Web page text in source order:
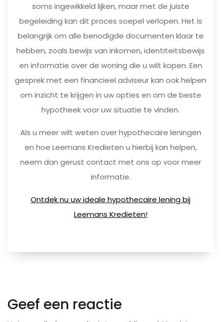
soms ingewikkeld lijken, maar met de juiste
begeleiding kan dit proces soepel verlopen. Het is
belangrijk om alle benodigde documenten klaar te
hebben, zoals bewijs van inkomen, identiteitsbewijs
en informatie over de woning die u wilt kopen. Een
gesprek met een financieel adviseur kan ook helpen
om inzicht te krijgen in uw opties en om de beste
hypotheek voor uw situatie te vinden.
Als u meer wilt weten over hypothecaire leningen
en hoe Leemans Kredieten u hierbij kan helpen,
neem dan gerust contact met ons op voor meer
informatie.
Ontdek nu uw ideale hypothecaire lening bij
Leemans Kredieten!
Geef een reactie